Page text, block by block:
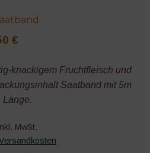
€
knackigem Fruchtfleisch und
Saatband mit 5m
Länge.
MwSt.